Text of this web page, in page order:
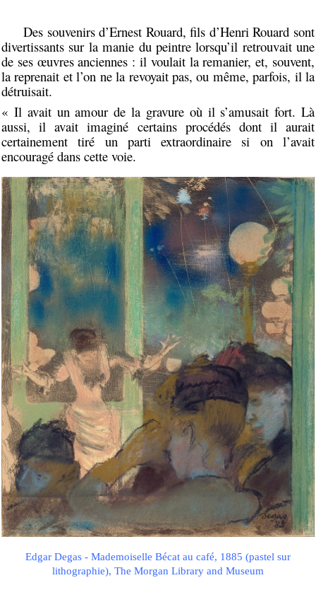
Des souvenirs d’Ernest Rouard, fils d’Henri Rouard sont
divertissants sur la manie du peintre lorsqu’il retrouvait une
de ses œuvres anciennes : il voulait la remanier, et, souvent,
la reprenait et l’on ne la revoyait pas, ou même, parfois, il la
détruisait.
« Il avait un amour de la gravure où il s’amusait fort. Là
aussi, il avait imaginé certains procédés dont il aurait
certainement tiré un parti extraordinaire si on l’avait
encouragé dans cette voie.
Edgar Degas - Mademoiselle Bécat au café, 1885 (pastel sur
lithographie), The Morgan Library and Museum